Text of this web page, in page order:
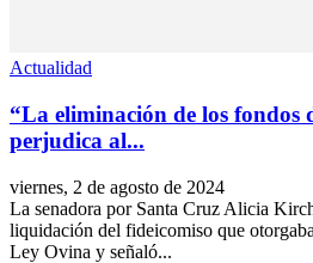
Actualidad
“La eliminación de los fondos
perjudica al...
viernes, 2 de agosto de 2024
La senadora por Santa Cruz Alicia
liquidación del fideicomiso que
Ley Ovina y señaló...